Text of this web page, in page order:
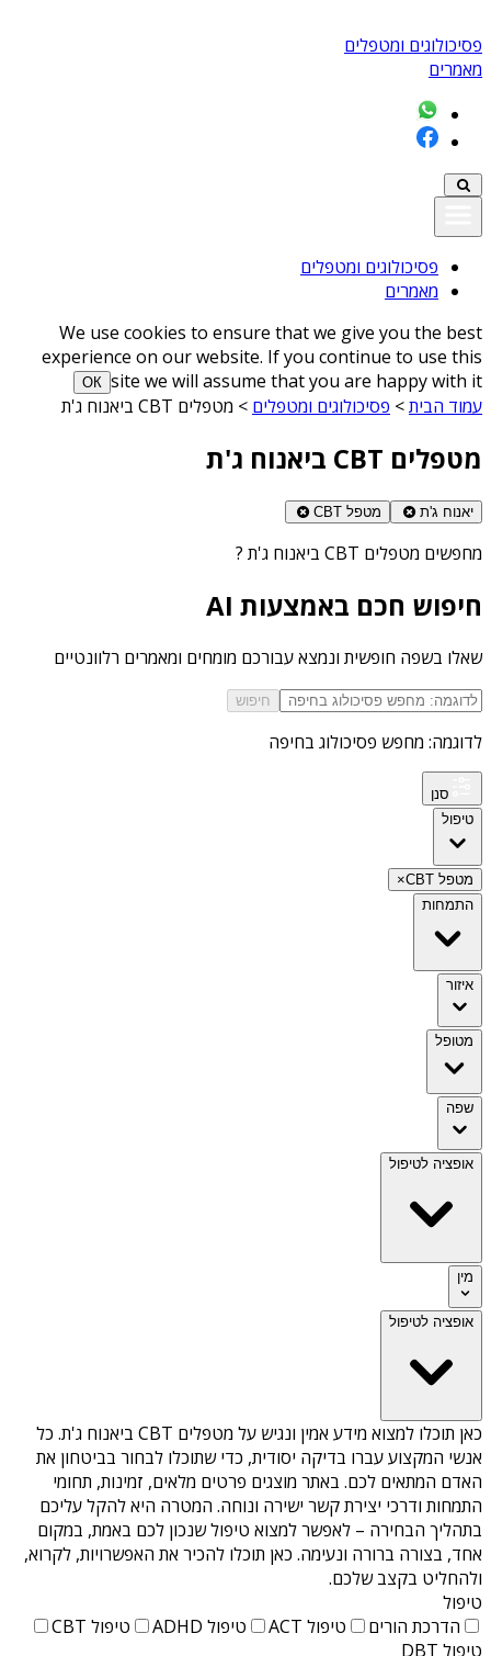
פסיכולוגים ומטפלים
מאמרים
פסיכולוגים ומטפלים
מאמרים
We use cookies to ensure that we give you the best
experience on our website. If you continue to use this
site we will assume that you are happy with it
ОК
עמוד הבית> פסיכולוגים ומטפלים > מטפלים CBT ביאנוח ג'ת
מטפלים CBT ביאנוח ג'ת
יאנוח ג'ת מטפל CBT
מחפשים מטפלים CBT ביאנוח ג'ת ?
חיפוש חכם באמצעות AI
שאלו בשפה חופשית ונמצא עבורכם מומחים ומאמרים רלוונטיים
חיפוש
לדוגמה: מחפש פסיכולוג בחיפה
סנן
טיפול
מטפל CBT
×
התמחות
איזור
מטופל
שפה
אופציה לטיפול
מין
אופציה לטיפול
כאן תוכלו למצוא מידע אמין ונגיש על מטפלים CBT ביאנוח ג'ת
. כל
אנשי המקצוע עברו בדיקה יסודית, כדי שתוכלו לבחור בביטחון את
האדם המתאים לכם. באתר מוצגים פרטים מלאים, זמינות, תחומי
התמחות ודרכי יצירת קשר ישירה ונוחה. המטרה היא להקל עליכם
בתהליך הבחירה – לאפשר למצוא טיפול שנכון לכם באמת, במקום
אחד, בצורה ברורה ונעימה. כאן תוכלו להכיר את האפשרויות, לקרוא,
ולהחליט בקצב שלכם.
טיפול
הדרכת הורים
טיפול ACT טיפול ADHD
טיפול CBT
טיפול DBT